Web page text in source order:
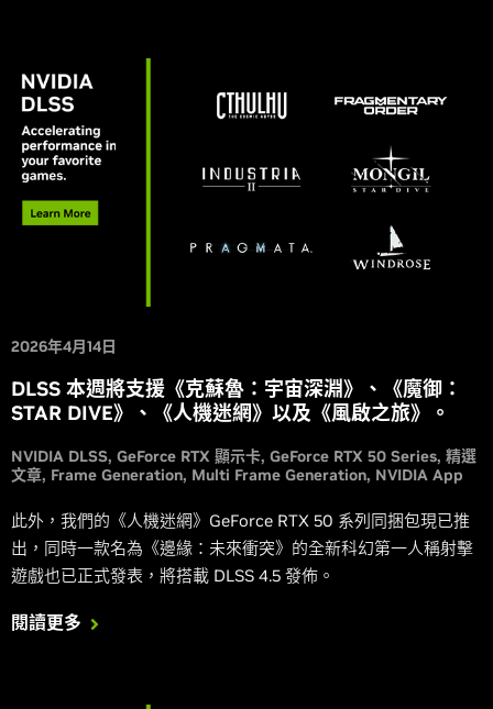
2026年4月14日
DLSS 本週將支援《克蘇魯：宇宙深淵》、《魔御：
STAR DIVE》、《人機迷網》以及《風啟之旅》。
NVIDIA DLSS GeForce RTX 顯示卡 GeForce RTX 50 Series 精選
文章 Frame Generation Multi Frame Generation NVIDIA App
此外，我們的《人機迷網》GeForce RTX 50 系列同捆包現已推
出，同時一款名為《邊緣：未來衝突》的全新科幻第一人稱射擊
遊戲也已正式發表，將搭載 DLSS 4.5 發佈。
閱讀更多